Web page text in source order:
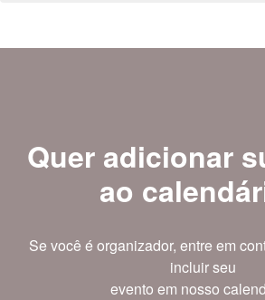
Quer adicionar
ao
Se você é organizador, entre em
incluir seu
evento em nosso